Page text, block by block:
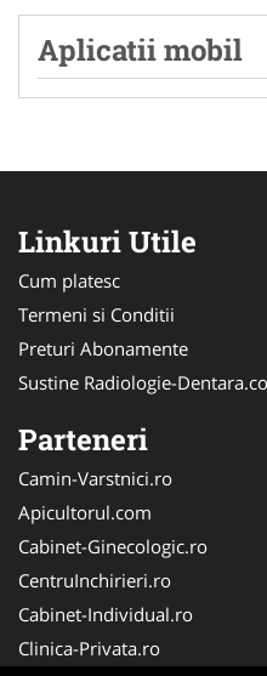
Aplicatii mobil
Linkuri Utile
Cum platesc
Termeni si Conditii
Preturi Abonamente
Sustine Radiologie-
Parteneri
Camin-Varstnici.ro
Apicultorul.com
Cabinet-Ginecologic.ro
CentruInchirieri.ro
Cabinet-Individual.ro
Clinica-Privata.ro